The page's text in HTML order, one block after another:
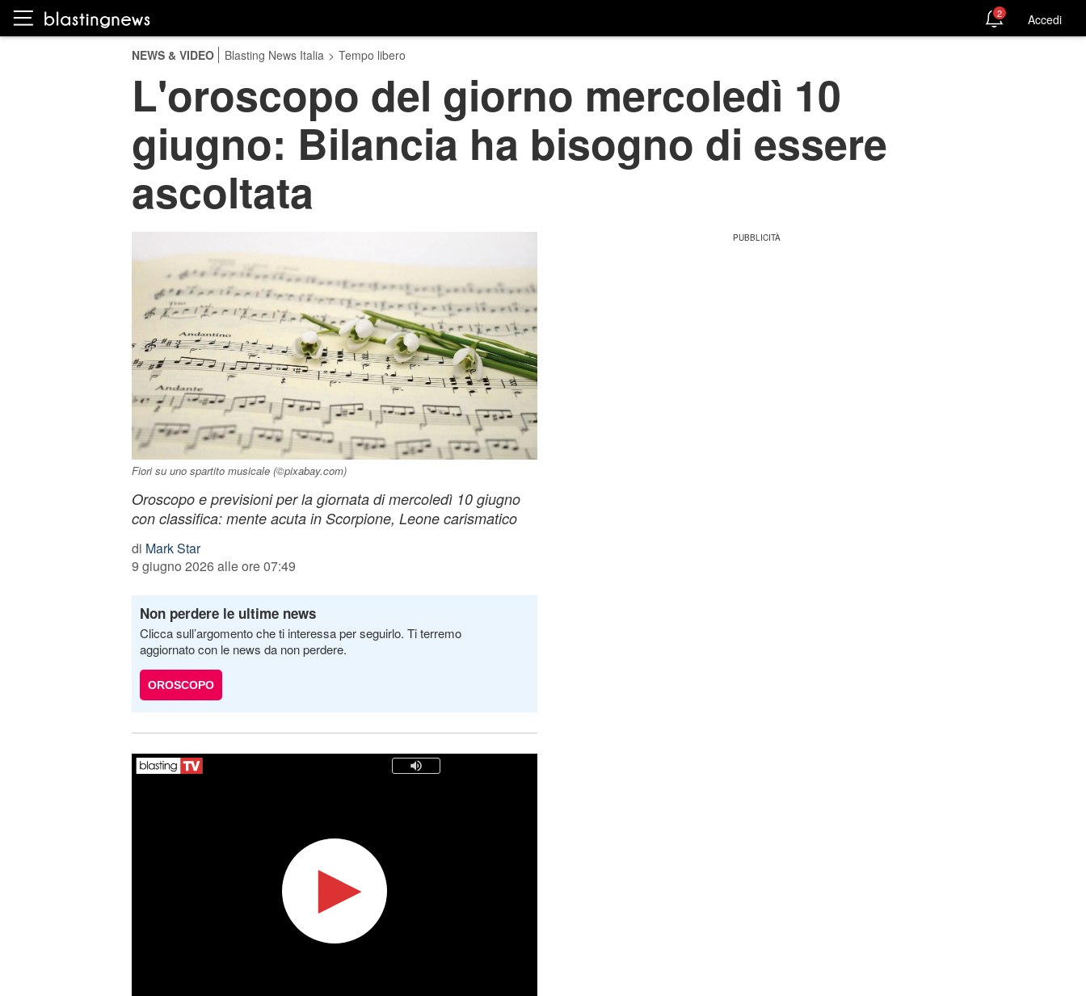
2 Accedi
NEWS & VIDEO Blasting News Italia > Tempo libero
L'oroscopo del giorno mercoledì 10
giugno: Bilancia ha bisogno di essere
ascoltata
Fiori su uno spartito musicale (©pixabay.com)
Oroscopo e previsioni per la giornata di mercoledì 10 giugno
con classifica: mente acuta in Scorpione, Leone carismatico
di Mark Star
9 giugno 2026 alle ore 07:49
Non perdere le ultime news
Clicca sull’argomento che ti interessa per seguirlo. Ti terremo
aggiornato con le news da non perdere.
OROSCOPO